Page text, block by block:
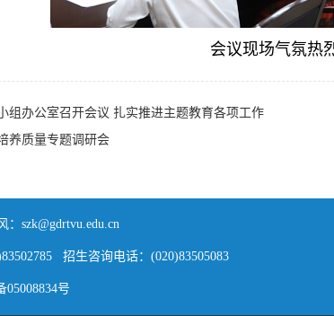
会议现场气氛热
组办公室召开会议 扎实推进主题教育各项工作
养质量专题调研会
szk@gdrtvu.edu.cn
招生咨询电话：(020)83505083
05008834号